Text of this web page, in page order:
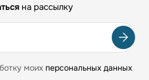
на рассылку
моих персональных данных